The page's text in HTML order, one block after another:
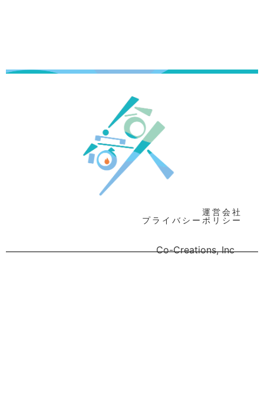
運営会社
プライバシーポリシー
Co-Creations, Inc